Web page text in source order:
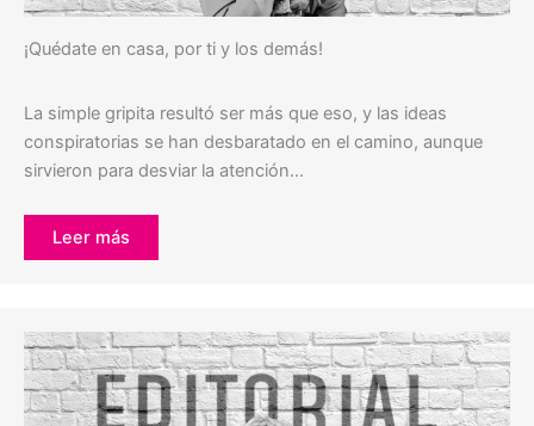
¡Quédate en casa, por ti y los demás!
La simple gripita resultó ser más que eso, y las ideas
conspiratorias se han desbaratado en el camino, aunque
sirvieron para desviar la atención…
Leer más